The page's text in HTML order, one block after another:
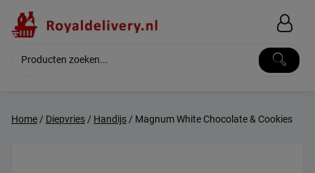
content
Home/ Diepvries/ Handijs/ Magnum White Chocolate & Cookies